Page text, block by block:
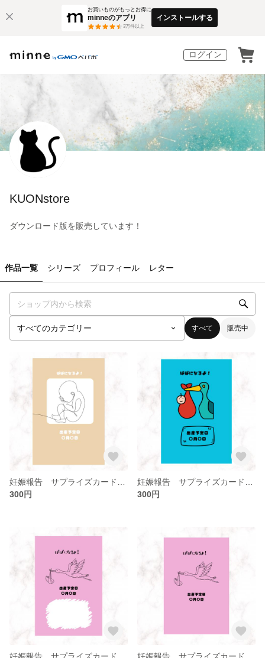
お買いものがもっとお得に
minneのアプリ
3万件以上
インストールする
ログイン
KUONstore
ダウンロード版を販売しています！
作品一覧 シリーズ プロフィール レター
すべて 販売中
300円
300円